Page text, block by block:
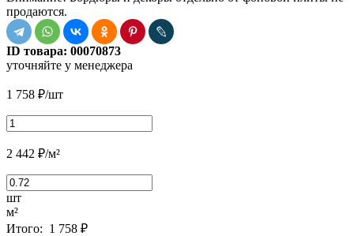
продаются.
ID товара: 00070873
уточняйте у менеджера
1 758 ₽/шт
2 442 ₽/м²
шт
м²
Итого: 1 758 ₽